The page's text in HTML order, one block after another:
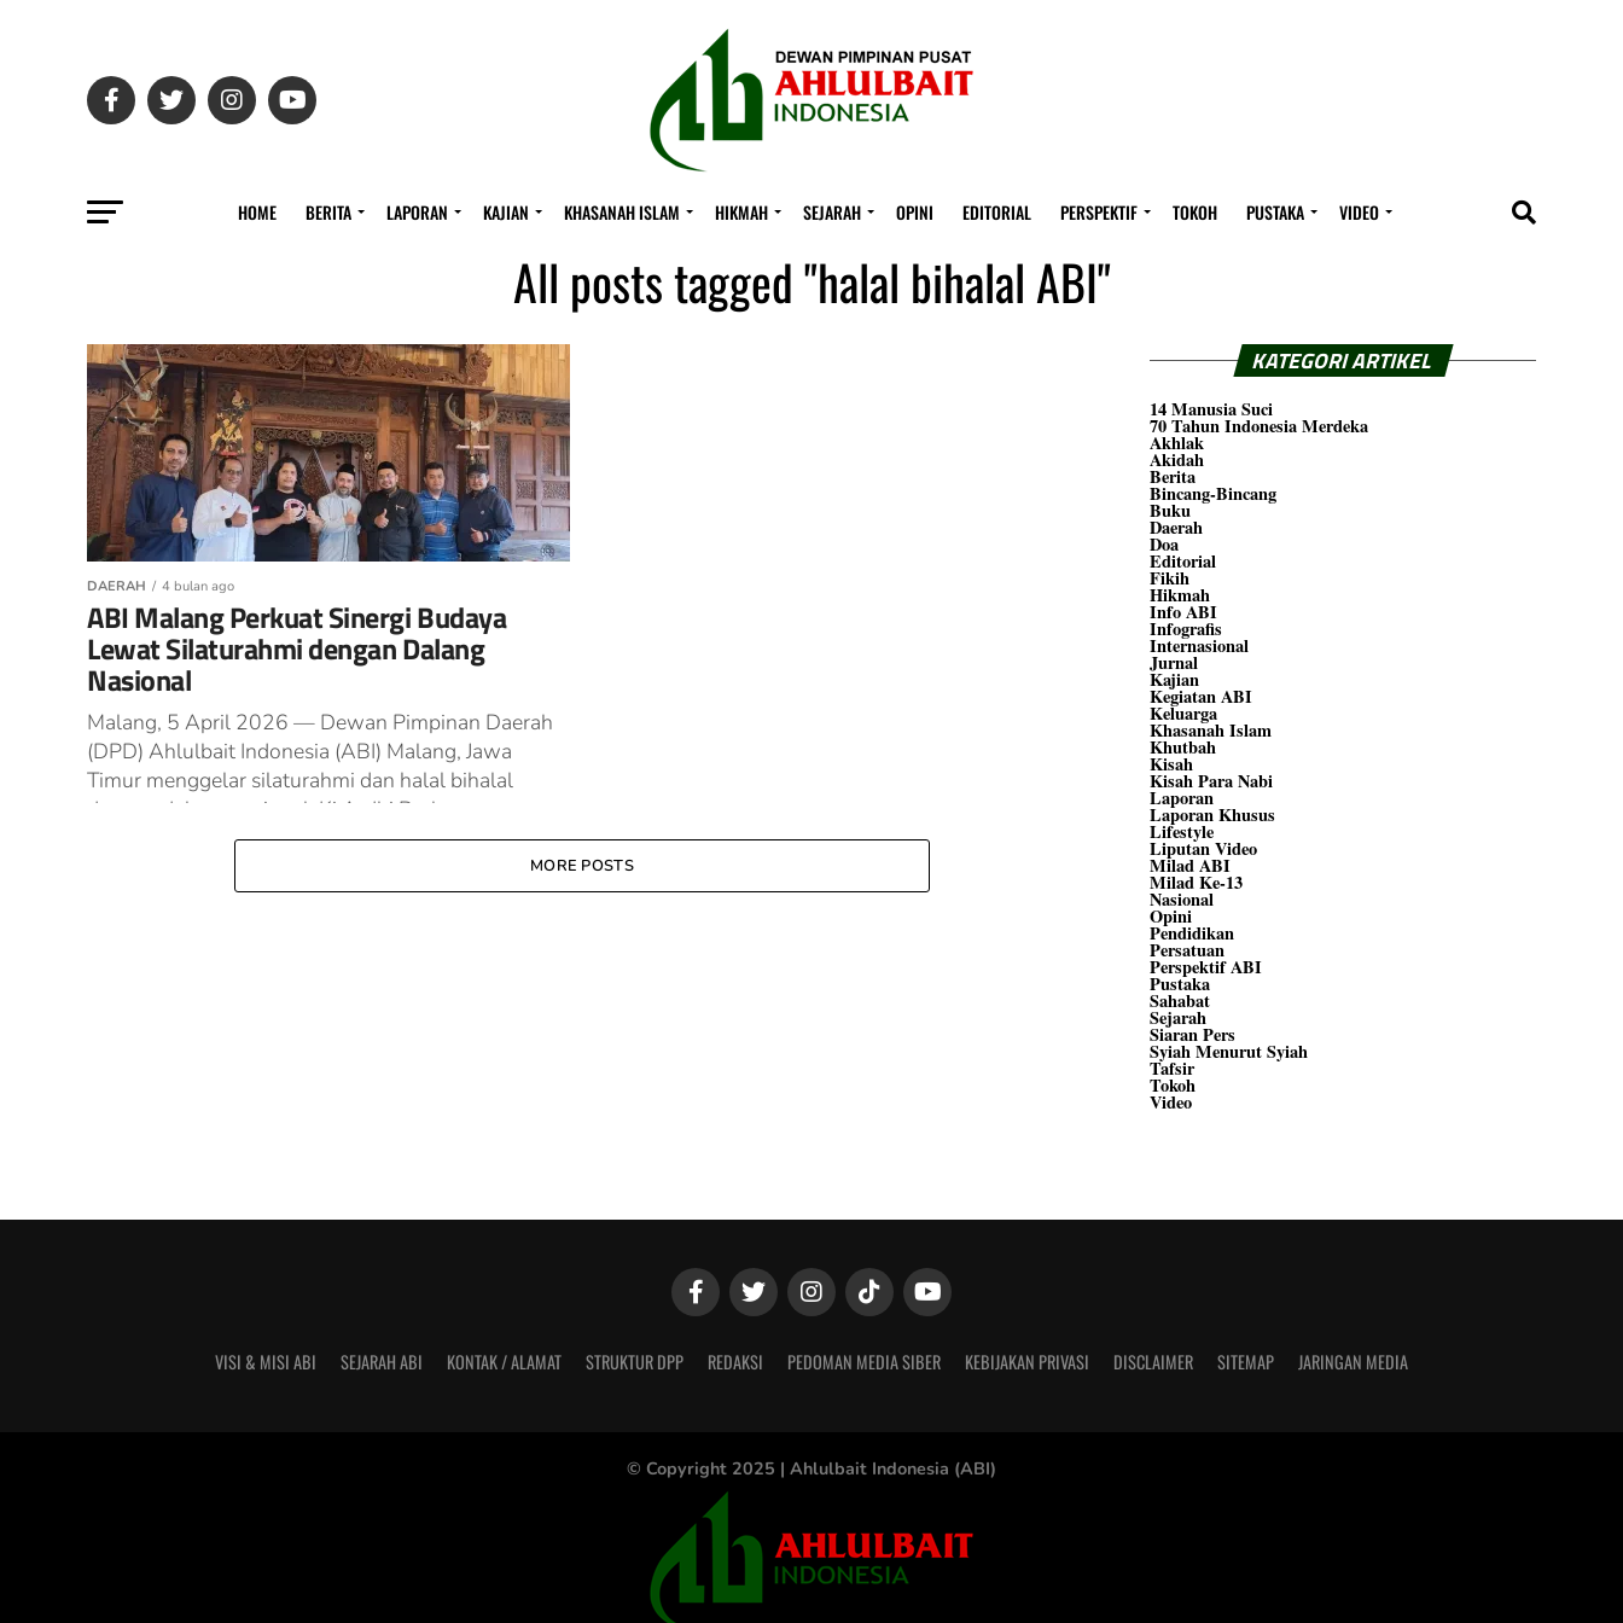
HOME BERITA LAPORAN KAJIAN KHASANAH ISLAM HIKMAH SEJARAH OPINI EDITORIAL PERSPEKTIF TOKOH PUSTAKA VIDEO
All posts tagged "halal bihalal ABI"
DAERAH 4 bulan ago
ABI Malang Perkuat Sinergi Budaya
Lewat Silaturahmi dengan Dalang
Nasional
Malang, 5 April 2026 — Dewan Pimpinan Daerah
(DPD) Ahlulbait Indonesia (ABI) Malang, Jawa
Timur menggelar silaturahmi dan halal bihalal
dengan dalang nasional, Ki Ardhi Purbo...
MORE POSTS
KATEGORI ARTIKEL
14 Manusia Suci
70 Tahun Indonesia Merdeka
Akhlak
Akidah
Berita
Bincang-Bincang
Buku
Daerah
Doa
Editorial
Fikih
Hikmah
Info ABI
Infografis
Internasional
Jurnal
Kajian
Kegiatan ABI
Keluarga
Khasanah Islam
Khutbah
Kisah
Kisah Para Nabi
Laporan
Laporan Khusus
Lifestyle
Liputan Video
Milad ABI
Milad Ke-13
Nasional
Opini
Pendidikan
Persatuan
Perspektif ABI
Pustaka
Sahabat
Sejarah
Siaran Pers
Syiah Menurut Syiah
Tafsir
Tokoh
Video
VISI & MISI ABI SEJARAH ABI KONTAK / ALAMAT STRUKTUR DPP REDAKSI PEDOMAN MEDIA SIBER KEBIJAKAN PRIVASI DISCLAIMER SITEMAP JARINGAN MEDIA
© Copyright 2025 | Ahlulbait Indonesia (ABI)